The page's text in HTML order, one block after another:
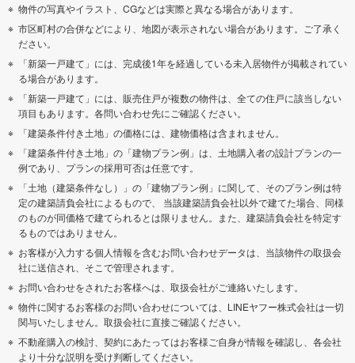
物件の写真やイラスト、CGなどは実際と異なる場合があります。
市区町村の合併などにより、地図が表示されない場合があります。ご了承く
ださい。
「新築一戸建て」には、完成後1年を経過している未入居物件が掲載されてい
る場合があります。
「新築一戸建て」には、販売住戸が複数の物件は、全ての住戸に該当しない
項目もあります。各問い合わせ先にご確認ください。
「建築条件付き土地」の価格には、建物価格は含まれません。
「建築条件付き土地」の「建物プラン例」は、土地購入者の設計プランの一
例であり、プランの採用可否は任意です。
「土地（建築条件なし）」の「建物プラン例」に関して、そのプラン例は特
定の建築請負会社によるもので、 当該建築請負会社以外で建てた場合、同様
のものが同価格で建てられるとは限りません。また、建築請負会社を特定す
るものではありません。
お客様が入力する個人情報を含むお問い合わせデータは、当該物件の取扱会
社に送信され、そこで管理されます。
お問い合わせをされたお客様へは、取扱会社がご連絡いたします。
物件に関するお客様のお問い合わせについては、LINEヤフー株式会社は一切
関与いたしません。取扱会社に直接ご確認ください。
不動産購入の検討、契約にあたってはお客様ご自身が情報を確認し、各会社
より十分な説明を受け判断してください。